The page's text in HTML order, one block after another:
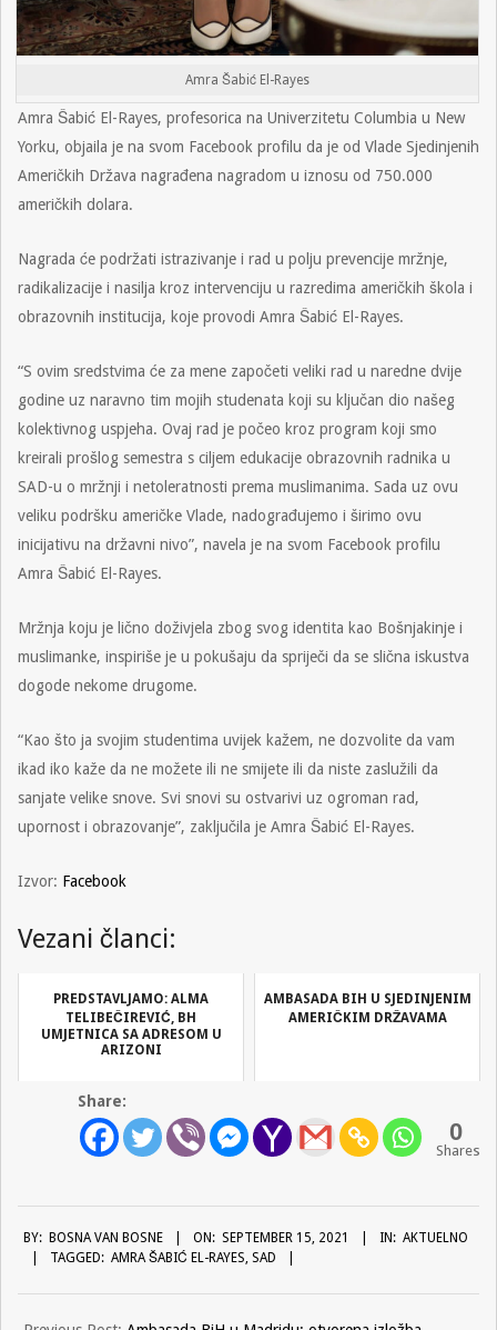
Amra Šabić El-Rayes
Amra Šabić El-Rayes, profesorica na Univerzitetu Columbia u New
Yorku, objaila je na svom Facebook profilu da je od Vlade Sjedinjenih
Američkih Država nagrađena nagradom u iznosu od 750.000
američkih dolara.
Nagrada će podržati istrazivanje i rad u polju prevencije mržnje,
radikalizacije i nasilja kroz intervenciju u razredima američkih škola i
obrazovnih institucija, koje provodi Amra Šabić El-Rayes.
“S ovim sredstvima će za mene započeti veliki rad u naredne dvije
godine uz naravno tim mojih studenata koji su ključan dio našeg
kolektivnog uspjeha. Ovaj rad je počeo kroz program koji smo
kreirali prošlog semestra s ciljem edukacije obrazovnih radnika u
SAD-u o mržnji i netoleratnosti prema muslimanima. Sada uz ovu
veliku podršku američke Vlade, nadograđujemo i širimo ovu
inicijativu na državni nivo”, navela je na svom Facebook profilu
Amra Šabić El-Rayes.
Mržnja koju je lično doživjela zbog svog identita kao Bošnjakinje i
muslimanke, inspiriše je u pokušaju da spriječi da se slična iskustva
dogode nekome drugome.
“Kao što ja svojim studentima uvijek kažem, ne dozvolite da vam
ikad iko kaže da ne možete ili ne smijete ili da niste zaslužili da
sanjate velike snove. Svi snovi su ostvarivi uz ogroman rad,
upornost i obrazovanje”, zaključila je Amra Šabić El-Rayes.
Izvor: Facebook
Vezani članci:
PREDSTAVLJAMO: ALMA
TELIBEČIREVIĆ, BH
UMJETNICA SA ADRESOM U
ARIZONI
AMBASADA BIH U SJEDINJENIM
AMERIČKIM DRŽAVAMA
Share:
0
Shares
09-
BY: BOSNA VAN BOSNE ON: SEPTEMBER 15, 2021 IN: AKTUELNO
TAGGED: AMRA ŠABIĆ EL-RAYES, SAD